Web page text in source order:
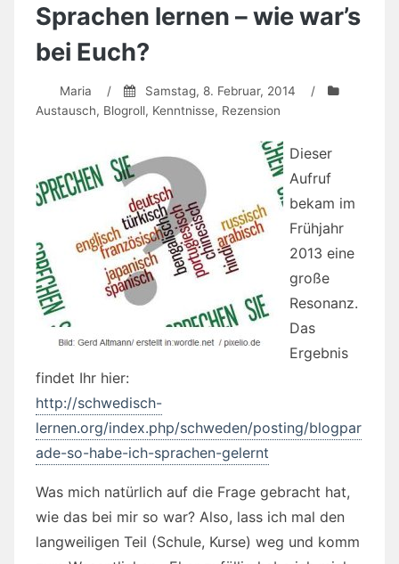
Sprachen lernen – wie war’s
bei Euch?
Maria / Samstag, 8. Februar, 2014
/
Austausch, Blogroll, Kenntnisse, Rezension
Dieser
Aufruf
bekam im
Frühjahr
2013 eine
große
Resonanz.
Das
Ergebnis
findet Ihr hier:
http://schwedisch-
lernen.org/index.php/schweden/posting/blogpar
ade-so-habe-ich-sprachen-gelernt
Was mich natürlich auf die Frage gebracht hat,
wie das bei mir so war? Also, lass ich mal den
langweiligen Teil (Schule, Kurse) weg und komm